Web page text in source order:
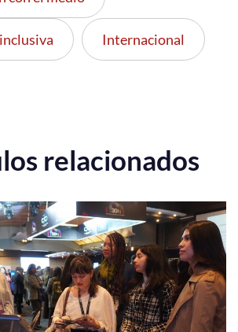
Internacional
relacionados